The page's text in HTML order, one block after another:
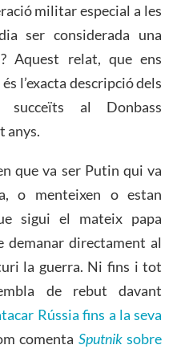
militar especial a les
ser considerada una
Aquest relat, que ens
l’exacta descripció dels
succeïts al Donbass
anys.
que va ser Putin qui va
o menteixen o estan
sigui el mateix papa
demanar directament al
la guerra. Ni fins i tot
de rebut davant
Rússia fins a la seva
comenta Sputniksobre